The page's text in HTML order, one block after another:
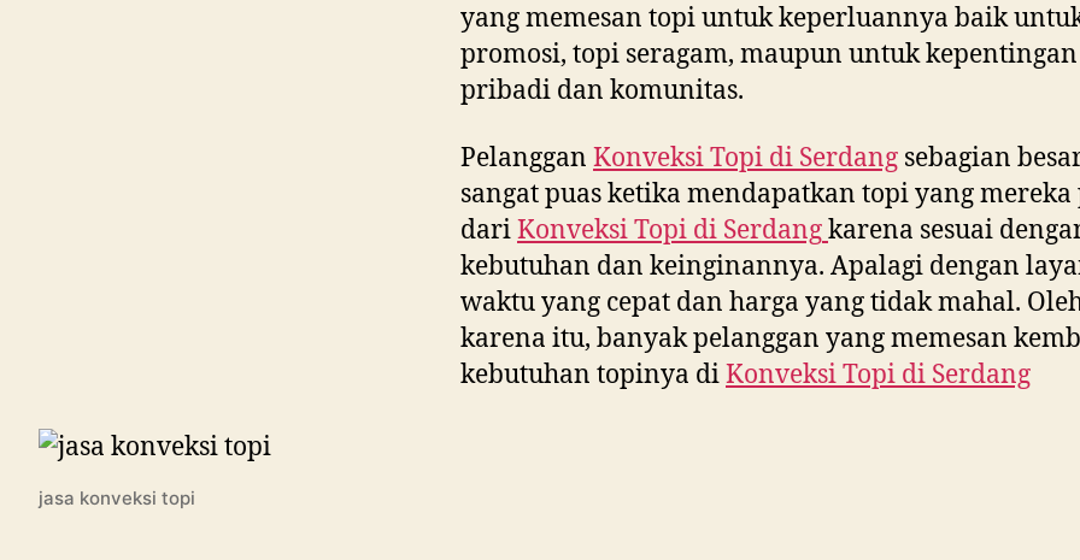
yang memesan topi untuk keperluannya baik
promosi, topi seragam, maupun untuk kepentingan
pribadi dan komunitas.
Pelanggan Konveksi Topi di Serdang sebagian
sangat puas ketika mendapatkan topi yang mereka
dariKonveksi Topi di Serdangkarena sesuai
kebutuhan dan keinginannya. Apalagi dengan
waktu yang cepat dan harga yang tidak mahal.
karena itu, banyak pelanggan yang memesan
kebutuhan topinya diKonveksi Topi di Serdang
jasa konveksi topi